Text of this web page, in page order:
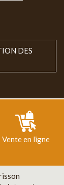
DES
Vente en ligne